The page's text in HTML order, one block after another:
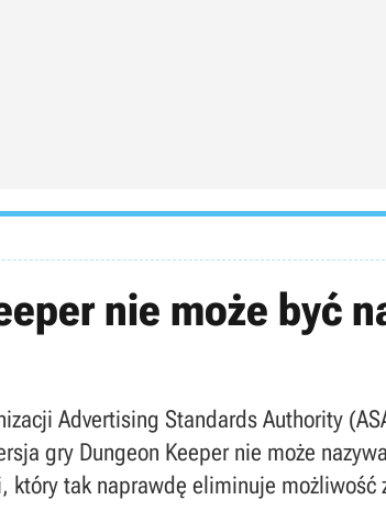
nie może być
Advertising Standards Authority
gry Dungeon Keeper nie może
który tak naprawdę eliminuje możliwość